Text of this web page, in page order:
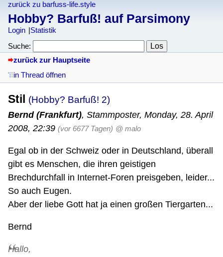
zurück zu barfuss-life.style
Hobby? Barfuß! auf Parsimony
Login
Statistik
Suche:
zurück zur Hauptseite
in Thread öffnen
Stil (Hobby? Barfuß! 2)
Bernd (Frankfurt), Stammposter, Monday, 28. April
2008, 22:39 (vor 6677 Tagen) @ malo
Egal ob in der Schweiz oder in Deutschland, überall
gibt es Menschen, die ihren geistigen
Brechdurchfall in Internet-Foren preisgeben, leider...
So auch Eugen.
Aber der liebe Gott hat ja einen großen Tiergarten...
Bernd
Hallo,